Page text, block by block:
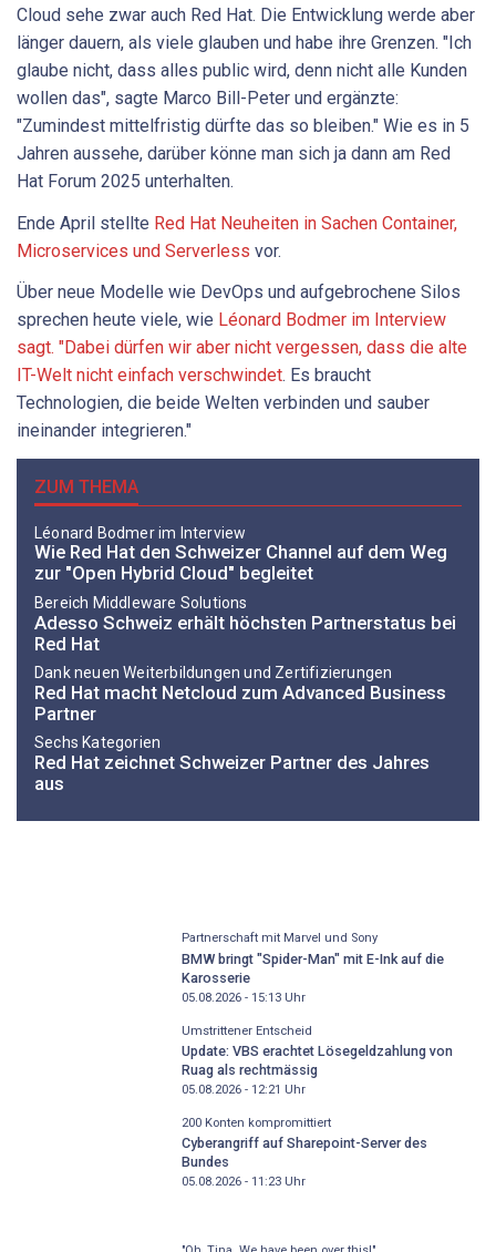
Cloud sehe zwar auch Red Hat. Die Entwicklung werde aber
länger dauern, als viele glauben und habe ihre Grenzen. "Ich
glaube nicht, dass alles public wird, denn nicht alle Kunden
wollen das", sagte Marco Bill-Peter und ergänzte:
"Zumindest mittelfristig dürfte das so bleiben." Wie es in 5
Jahren aussehe, darüber könne man sich ja dann am Red
Hat Forum 2025 unterhalten.
Ende April stellte Red Hat Neuheiten in Sachen Container,
Microservices und Serverless vor.
Über neue Modelle wie DevOps und aufgebrochene Silos
sprechen heute viele, wie Léonard Bodmer im Interview
sagt. "Dabei dürfen wir aber nicht vergessen, dass die alte
IT-Welt nicht einfach verschwindet. Es braucht
Technologien, die beide Welten verbinden und sauber
ineinander integrieren."
ZUM THEMA
Léonard Bodmer im Interview
Wie Red Hat den Schweizer Channel auf dem Weg
zur "Open Hybrid Cloud" begleitet
Bereich Middleware Solutions
Adesso Schweiz erhält höchsten Partnerstatus bei
Red Hat
Dank neuen Weiterbildungen und Zertifizierungen
Red Hat macht Netcloud zum Advanced Business
Partner
Sechs Kategorien
Red Hat zeichnet Schweizer Partner des Jahres
aus
Partnerschaft mit Marvel und Sony
BMW bringt "Spider-Man" mit E-Ink auf die
Karosserie
05.08.2026 - 15:13Uhr
Umstrittener Entscheid
Update: VBS erachtet Lösegeldzahlung von
Ruag als rechtmässig
05.08.2026 - 12:21 Uhr
200 Konten kompromittiert
Cyberangriff auf Sharepoint-Server des
Bundes
05.08.2026 - 11:23Uhr